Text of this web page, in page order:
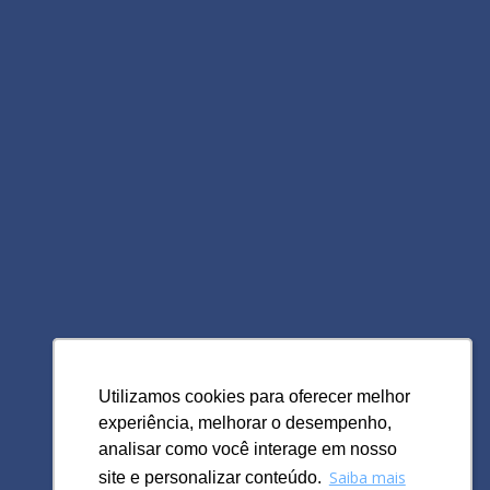
Utilizamos cookies para oferecer melhor
experiência, melhorar o desempenho,
analisar como você interage em nosso
site e personalizar conteúdo. Saiba mais
Utilizamos cookies para oferecer melhor
experiência, melhorar o desempenho,
analisar como você interage em nosso
site e personalizar conteúdo. Saiba mais